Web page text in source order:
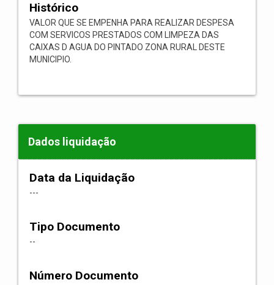
Histórico
VALOR QUE SE EMPENHA PARA REALIZAR DESPESA
COM SERVICOS PRESTADOS COM LIMPEZA DAS
CAIXAS D AGUA DO PINTADO ZONA RURAL DESTE
MUNICIPIO.
Dados liquidação
Data da Liquidação
---
Tipo Documento
--
Número Documento